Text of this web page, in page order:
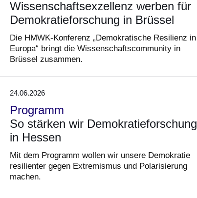
Wissenschaftsexzellenz werben für
Demokratieforschung in Brüssel
Die HMWK-Konferenz „Demokratische Resilienz in
Europa“ bringt die Wissenschaftscommunity in
Brüssel zusammen.
24.06.2026
Programm
So stärken wir Demokratieforschung
in Hessen
Mit dem Programm wollen wir unsere Demokratie
resilienter gegen Extremismus und Polarisierung
machen.